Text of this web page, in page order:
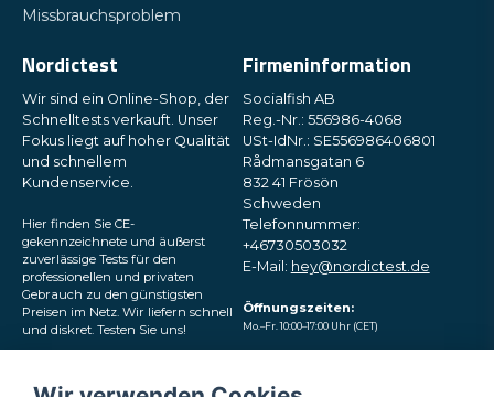
Missbrauchsproblem
Nordictest
Wir sind ein Online-Shop, der
Schnelltests verkauft. Unser
Fokus liegt auf hoher Qualität
und schnellem
Kundenservice.
Hier finden Sie CE-
gekennzeichnete und äußerst
zuverlässige Tests für den
professionellen und privaten
Gebrauch zu den günstigsten
Preisen im Netz. Wir liefern schnell
und diskret. Testen Sie uns!
Firmeninformation
Socialfish AB
Reg.-Nr.: 556986-4068
USt-IdNr.: SE556986406801
Rådmansgatan 6
832 41 Frösön
Schweden
Telefonnummer:
+46730503032
E-Mail: hey@nordictest.de
Öffnungszeiten:
Mo.–Fr. 10:00–17:00 Uhr (CET)